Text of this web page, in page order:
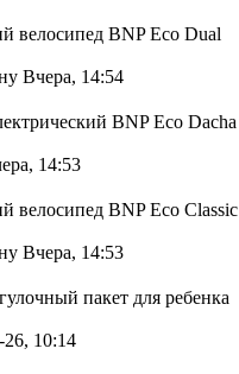
велосипед BNP Eco Dual
Вчера, 14:54
BNP Eco Dacha
14:53
велосипед BNP Eco Classic
Вчера, 14:53
пакет для ребенка
26, 10:14